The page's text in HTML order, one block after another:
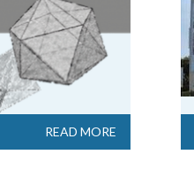
READ MORE